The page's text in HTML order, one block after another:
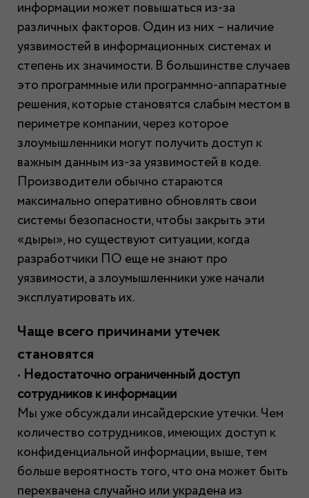
информации может повышаться из-за
различных факторов. Один из них – наличие
уязвимостей в информационных системах и
степень их значимости. В большинстве случаев
это программные или программно-аппаратные
решения, которые становятся слабым местом в
периметре компании, через которое
злоумышленники могут получить доступ к
важным данным из-за уязвимостей в коде.
Производители обычно стараются
максимально оперативно обновлять свои
системы безопасности, чтобы закрыть эти
«дыры», но существуют ситуации, когда
разработчики ПО еще не знают про
уязвимости, а злоумышленники уже начали
эксплуатировать их.
Чаще всего причинами утечек
становятся
• Недостаточно ограниченный доступ
сотрудников к информации
Мы уже обсуждали инсайдерские утечки. Чем
количество сотрудников, имеющих доступ к
конфиденциальной информации, выше, тем
больше вероятность того, что она может быть
перехвачена случайно или украдена из